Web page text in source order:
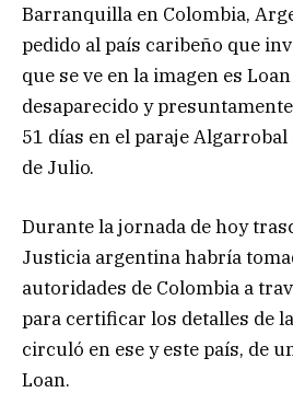
Barranquilla en Colombia,
pedido al país caribeño que
que se ve en la imagen es
desaparecido y
51 días en el paraje Algarrobal
de Julio.
Durante la jornada de hoy
Justicia argentina habría
autoridades de Colombia a
para certificar los detalles de
circuló en ese y este país, de
Loan.